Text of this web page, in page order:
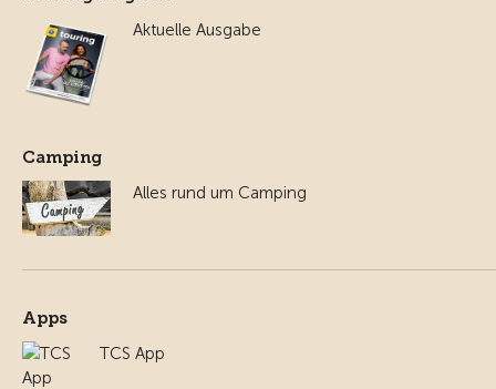
Aktuelle Ausgabe
Camping
Alles rund um Camping
Apps
TCS App